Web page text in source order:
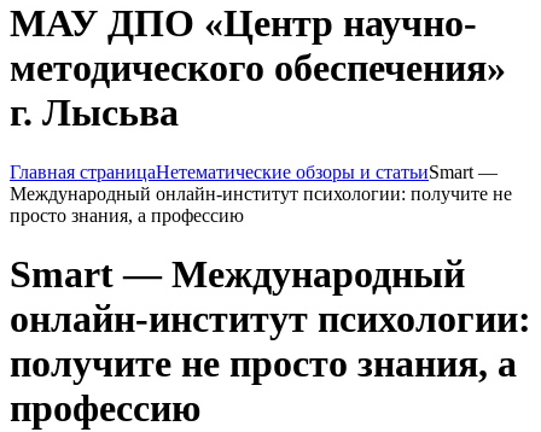
МАУ ДПО «Центр научно-
методического обеспечения»
г. Лысьва
Главная страницаНетематические обзоры и статьиSmart —
Международный онлайн-институт психологии: получите не
просто знания, а профессию
Smart — Международный
онлайн-институт психологии:
получите не просто знания, а
профессию